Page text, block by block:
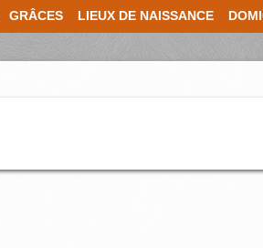
GRÂCES LIEUX DE NAISSANCE